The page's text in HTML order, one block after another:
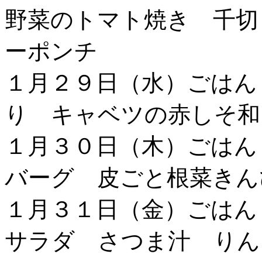
野菜のトマト焼き 千
ーポンチ
１月２９日（水）ご
り キャベツの赤しそ
１月３０日（木）ご
バーグ 皮ごと根菜き
１月３１日（金）ご
サラダ さつま汁 り